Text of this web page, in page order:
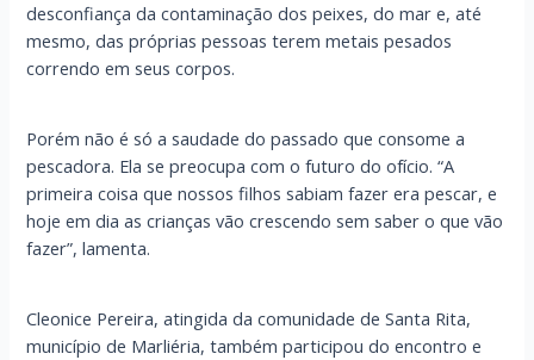
desconfiança da contaminação dos peixes, do mar e, até
mesmo, das próprias pessoas terem metais pesados
correndo em seus corpos.
Porém não é só a saudade do passado que consome a
pescadora. Ela se preocupa com o futuro do ofício. “A
primeira coisa que nossos filhos sabiam fazer era pescar, e
hoje em dia as crianças vão crescendo sem saber o que vão
fazer”, lamenta.
Cleonice Pereira, atingida da comunidade de Santa Rita,
município de Marliéria, também participou do encontro e